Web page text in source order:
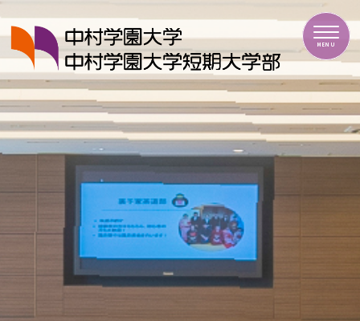
中村学園大学・中村学園大学短期大学部
MENU